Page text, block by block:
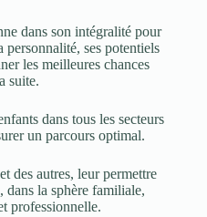
dans son intégralité pour
personnalité, ses potentiels
les meilleures chances
suite.
dans tous les secteurs
un parcours optimal.
des autres, leur permettre
la sphère familiale,
professionnelle.